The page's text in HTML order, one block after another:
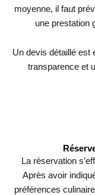
moyenne, il faut
une prestation
Un devis détaillé est
transparence et
La réservation
Après avoir
préférences